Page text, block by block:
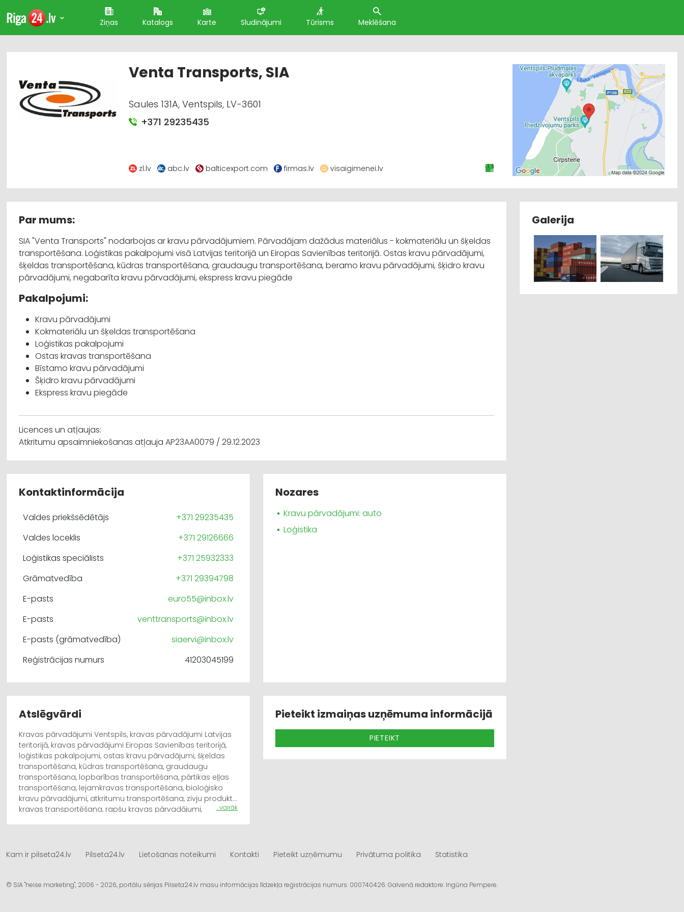
Ziņas Katalogs Karte Sludinājumi Tūrisms Meklēšana
Venta Transports, SIA
Saules 131A, Ventspils, LV-3601
+371 29235435
zl.lv abc.lv balticexport.com firmas.lv visaigimenei.lv
Par mums:
SIA "Venta Transports" nodarbojas ar kravu pārvadājumiem. Pārvadājam dažādus materiālus - kokmateriālu un šķeldas
transportēšana. Loģistikas pakalpojumi visā Latvijas teritorijā un Eiropas Savienības teritorijā. Ostas kravu pārvadājumi,
šķeldas transportēšana, kūdras transportēšana, graudaugu transportēšana, beramo kravu pārvadājumi, šķidro kravu
pārvadājumi, negabarīta kravu pārvadājumi, ekspress kravu piegāde
Pakalpojumi:
Kravu pārvadājumi
Kokmateriālu un šķeldas transportēšana
Loģistikas pakalpojumi
Ostas kravas transportēšana
Bīstamo kravu pārvadājumi
Šķidro kravu pārvadājumi
Ekspress kravu piegāde
Licences un atļaujas:
Atkritumu apsaimniekošanas atļauja AP23AA0079 / 29.12.2023
Kontaktinformācija
Valdes priekšsēdētājs
+371 29235435
Valdes loceklis
+371 29126666
Loģistikas speciālists
+371 25932333
Grāmatvedība
+371 29394798
E-pasts
euro55@inbox.lv
E-pasts
venttransports@inbox.lv
E-pasts (grāmatvedība)
siaervi@inbox.lv
Reģistrācijas numurs
41203045199
Nozares
Kravu pārvadājumi: auto
Loģistika
Atslēgvārdi
Kravas pārvadājumi Ventspils, kravas pārvadājumi Latvijas
teritorijā, kravas pārvadājumi Eiropas Savienības teritorijā,
loģistikas pakalpojumi, ostas kravu pārvadājumi, šķeldas
transportēšana, kūdras transportēšana, graudaugu
transportēšana, lopbarības transportēšana, pārtikas eļļas
transportēšana, lejamkravas transportēšana, bioloģisko
kravu pārvadājumi, atkritumu transportēšana, zivju produktu
kravas transportēšana, rapšu kravas pārvadājumi,
ekspress kravu piegāde. Autoceltņa pakalpojumi,
...vairāk
Pieteikt izmaiņas uzņēmuma informācijā
PIETEIKT
Galerija
Kam ir pilseta24.lv Pilseta24.lv Lietošanas noteikumi Kontakti Pieteikt uzņēmumu Privātuma politika Statistika
© SIA "heise marketing", 2006 - 2026, portālu sērijas Pilseta24.lv masu informācijas līdzekļa reģistrācijas numurs: 000740426. Galvenā redaktore: Ingūna Pempere.